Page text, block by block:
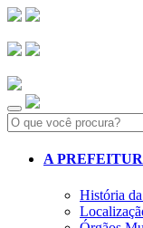
Search:
A
História